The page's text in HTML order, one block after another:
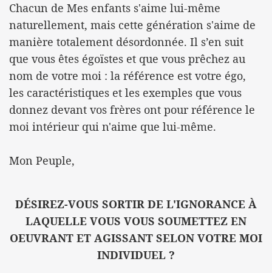
Chacun de Mes enfants s'aime lui-même
naturellement, mais cette génération s'aime de
manière totalement désordonnée. Il s’en suit
que vous êtes égoïstes et que vous prêchez au
nom de votre moi : la référence est votre égo,
les caractéristiques et les exemples que vous
donnez devant vos frères ont pour référence le
moi intérieur qui n'aime que lui-même.
Mon Peuple,
DÉSIREZ-VOUS SORTIR DE L'IGNORANCE À
LAQUELLE VOUS VOUS SOUMETTEZ EN
OEUVRANT ET AGISSANT SELON VOTRE MOI
INDIVIDUEL ?